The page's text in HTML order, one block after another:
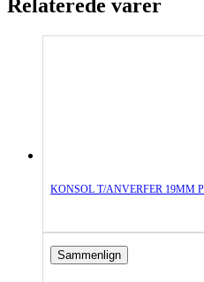
Relaterede varer
KONSOL T/ANVERFER 19MM
Sammenlign